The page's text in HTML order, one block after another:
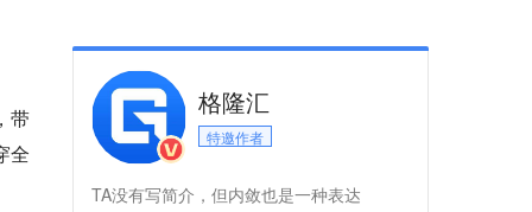
带
全
格隆汇
特邀作者
TA没有写简介，但内敛也是一种表达